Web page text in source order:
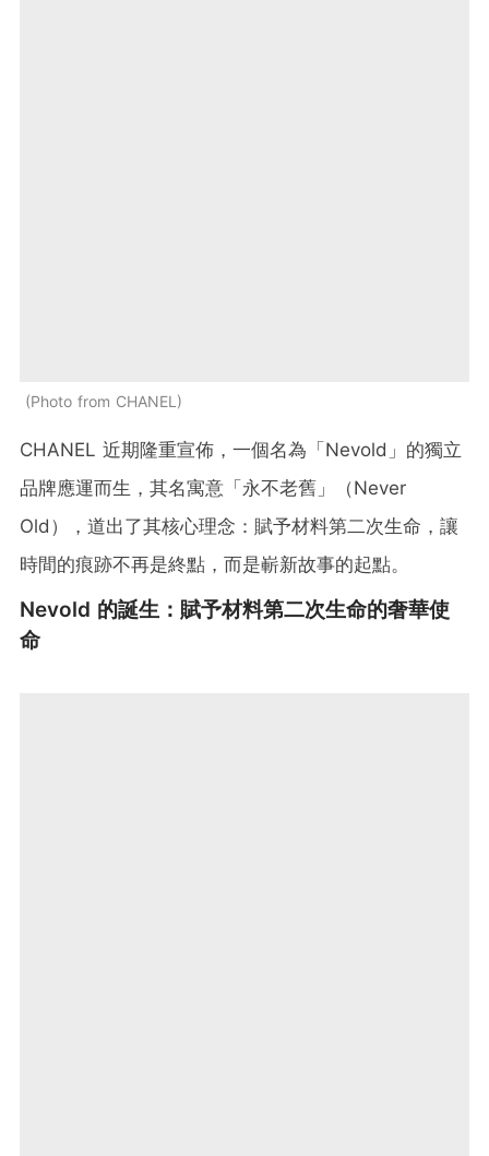
Photo from CHANEL
CHANEL 近期隆重宣佈，一個名為「Nevold」的獨立
品牌應運而生，其名寓意「永不老舊」（Never
Old），道出了其核心理念：賦予材料第二次生命，讓
時間的痕跡不再是終點，而是嶄新故事的起點。
Nevold 的誕生：賦予材料第二次生命的奢華使
命